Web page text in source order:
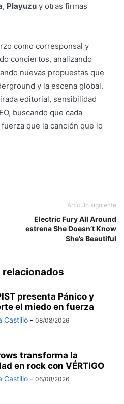
, Playuzuy otras firmas
como corresponsal y
conciertos, analizando
nuevas propuestas que
y la escena global.
editorial, sensibilidad
buscando que cada
que la canción que lo
Artículo siguiente
Electric Fury All Around
estrena She Doesn’t Know
She’s Beautiful
presenta Pánico y
el miedo en fuerza
Castillo - 08/08/2026
transforma la
en rock con VÉRTIGO
Castillo - 06/08/2026